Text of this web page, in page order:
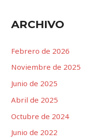
ARCHIVO
Febrero de 2026
Noviembre de 2025
Junio ​​de 2025
Abril de 2025
Octubre de 2024
Junio ​​de 2022